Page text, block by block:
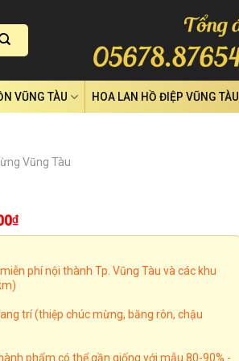
VŨNG TÀU HOA LAN HỒ ĐIỆP VŨNG TÀU
Vũng Tàu
₫Giá
hiện
1.000.000₫.
phí nội thành Tp. Vũng Tàu và các khu
trí (thiệp chúc mừng, băng rôn, chậu
phẩm có thể gần giống với mẫu 80-90% -